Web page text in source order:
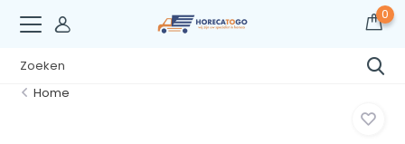
0
Home